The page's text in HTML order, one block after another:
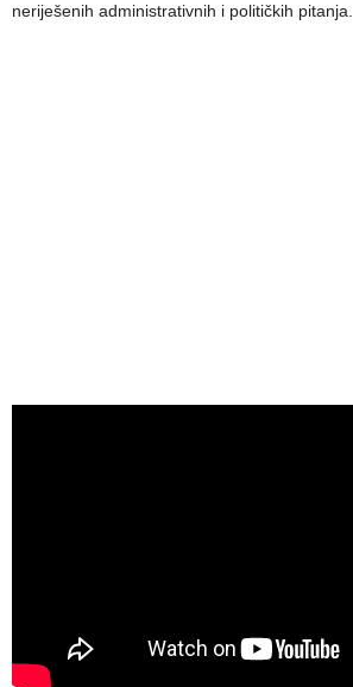
neriješenih administrativnih i političkih pitanja.